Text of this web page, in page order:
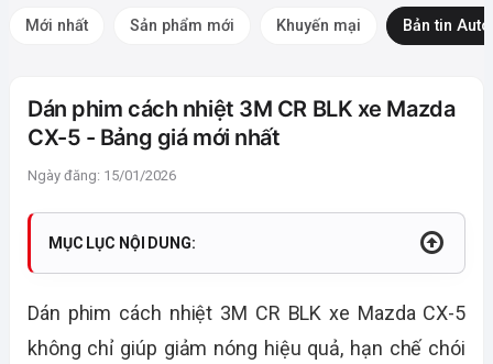
Mới nhất Sản phẩm mới Khuyến mại Bản tin
Dán phim cách nhiệt 3M CR BLK xe Mazda
CX-5 - Bảng giá mới nhất
Ngày đăng: 15/01/2026
MỤC LỤC NỘI DUNG:
Dán phim cách nhiệt 3M CR BLK xe Mazda CX-5
không chỉ giúp giảm nóng hiệu quả, hạn chế chói